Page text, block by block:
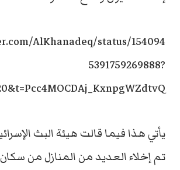
AlKhanadeq/status/154094
5391759269888?
يأتي هذا فيما قالت هيئة البث
تم إخلاء العديد من المنازل من